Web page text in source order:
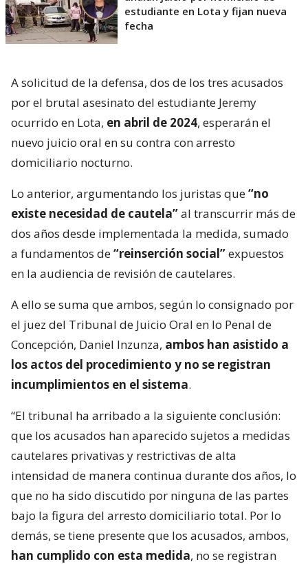
estudiante en Lota y fijan nueva
fecha
A solicitud de la defensa, dos de los tres acusados
por el brutal asesinato del estudiante Jeremy
ocurrido en Lota, en abril de 2024, esperarán el
nuevo juicio oral en su contra con arresto
domiciliario nocturno.
Lo anterior, argumentando los juristas que“no
existe necesidad de cautela”al transcurrir más de
dos años desde implementada la medida, sumado
a fundamentos de“reinserción social”expuestos
en la audiencia de revisión de cautelares.
A ello se suma que ambos, según lo consignado por
el juez del Tribunal de Juicio Oral en lo Penal de
Concepción, Daniel Inzunza, ambos han asistido a
los actos del procedimiento y no se registran
incumplimientos en el sistema.
“El tribunal ha arribado a la siguiente conclusión:
que los acusados han aparecido sujetos a medidas
cautelares privativas y restrictivas de alta
intensidad de manera continua durante dos años, lo
que no ha sido discutido por ninguna de las partes
bajo la figura del arresto domiciliario total. Por lo
demás, se tiene presente que los acusados, ambos,
han cumplido con esta medida, no se registran